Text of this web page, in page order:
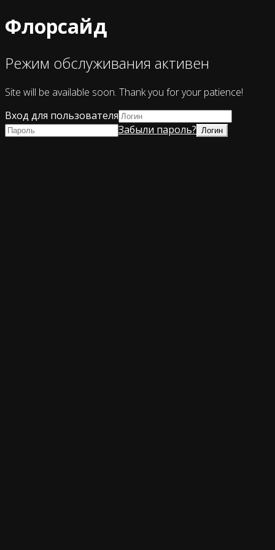
Флорсайд
Режим обслуживания активен
Site will be available soon. Thank you for your patience!
Вход для пользователя
Забыли пароль?